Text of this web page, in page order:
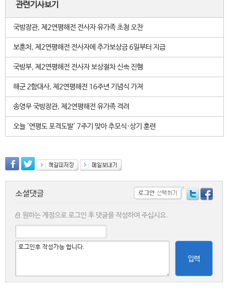
관련기사보기
국방장관, 제2연평해전 전사자 유가족 초청 오찬
보훈처, 제2연평해전 전사자에 추가보상금 6일부터 지급
국방부, 제2연평해전 전사자 보상절차 신속 진행
해군 2함대사, 제2연평해전 16주년 기념식 가져
송영무 국방장관, 제2연평해전 유가족 격려
오늘 '연평도 포격도발' 7주기 맞아 추모식·상기 훈련
소셜댓글
원하는 계정으로 로그인 후 댓글을 작성하여 주십시요.
입력